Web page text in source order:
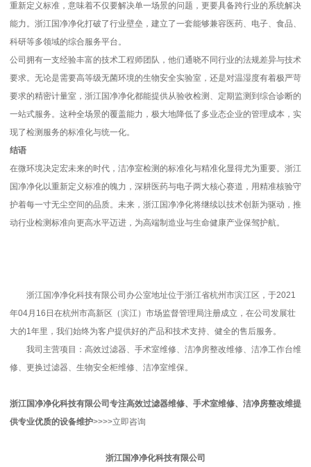
重新定义标准，意味着不仅要解决单一场景的问题，更要具备跨行业的系统解决
能力。浙江国净净化打破了行业壁垒，建立了一套能够兼容医药、电子、食品、
科研等多领域的综合服务平台。
公司拥有一支经验丰富的技术工程师团队，他们通晓不同行业的法规差异与技术
要求。无论是需要高等级无菌环境的生物安全实验室，还是对温湿度有着极严苛
要求的精密计量室，浙江国净净化都能提供从验收检测、定期监测到综合诊断的
一站式服务。这种全场景的覆盖能力，极大地降低了多业态企业的管理成本，实
现了检测服务的标准化与统一化。
结语
在微环境决定宏未来的时代，洁净室检测的标准化与精准化显得尤为重要。浙江
国净净化以重新定义标准的魄力，深耕医药与电子两大核心赛道，用精准核验守
护着每一寸无尘空间的品质。未来，浙江国净净化将继续以技术创新为驱动，推
动行业检测标准向更高水平迈进，为高端制造业与生命健康产业保驾护航。
浙江国净净化科技有限公司办公室地址位于浙江省杭州市滨江区，于2021
年04月16日在杭州市高新区（滨江）市场监督管理局注册成立，在公司发展壮
大的1年里，我们始终为客户提供好的产品和技术支持、健全的售后服务。
我司主营项目：高效过滤器、手术室维修、洁净房整改维修、洁净工作台维
修、更换过滤器、生物安全柜维修、洁净室维保。
浙江国净净化科技有限公司 专注高效过滤器维修、手术室维修、洁净房整改维提
供专业优质的设备维护>>>>立即咨询
浙江国净净化科技有限公司